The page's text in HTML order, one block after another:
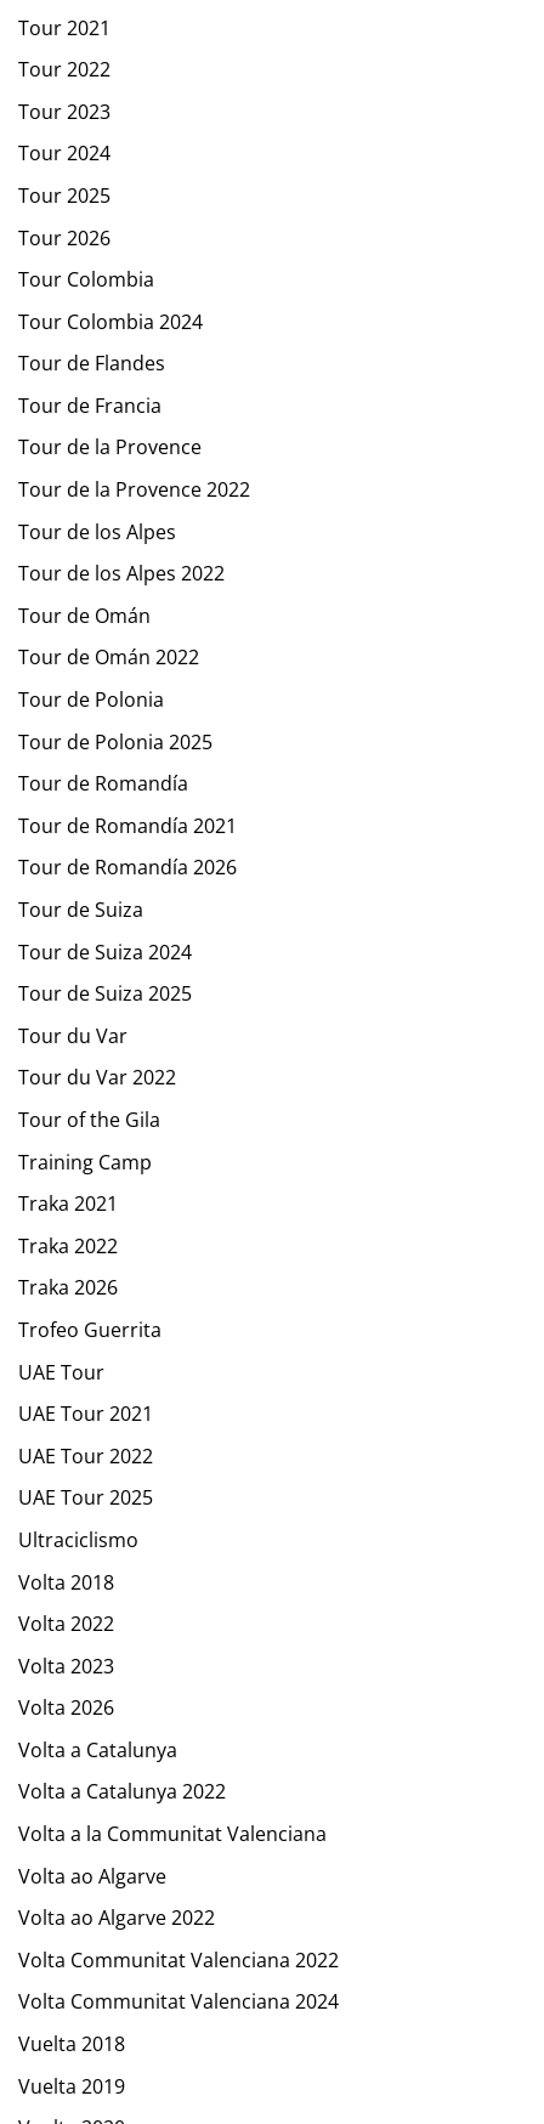
Tour 2021
Tour 2022
Tour 2023
Tour 2024
Tour 2025
Tour 2026
Tour Colombia
Tour Colombia 2024
Tour de Flandes
Tour de Francia
Tour de la Provence
Tour de la Provence 2022
Tour de los Alpes
Tour de los Alpes 2022
Tour de Omán
Tour de Omán 2022
Tour de Polonia
Tour de Polonia 2025
Tour de Romandía
Tour de Romandía 2021
Tour de Romandía 2026
Tour de Suiza
Tour de Suiza 2024
Tour de Suiza 2025
Tour du Var
Tour du Var 2022
Tour of the Gila
Training Camp
Traka 2021
Traka 2022
Traka 2026
Trofeo Guerrita
UAE Tour
UAE Tour 2021
UAE Tour 2022
UAE Tour 2025
Ultraciclismo
Volta 2018
Volta 2022
Volta 2023
Volta 2026
Volta a Catalunya
Volta a Catalunya 2022
Volta a la Communitat Valenciana
Volta ao Algarve
Volta ao Algarve 2022
Volta Communitat Valenciana 2022
Volta Communitat Valenciana 2024
Vuelta 2018
Vuelta 2019